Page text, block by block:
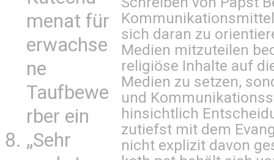
menat für
erwachse
ne
Taufbewe
rber ein
„Sehr
sich daran zu
Medien mitzuteilen
religiöse Inhalte auf
Medien zu setzen,
und
hinsichtlich
zutiefst mit dem
nicht explizit davon